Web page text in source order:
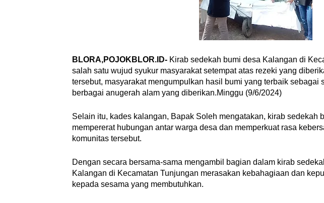
BLORA,POJOKBLOR.ID- Kirab sedekah bumi desa Kalangan di
salah satu wujud syukur masyarakat setempat atas rezeki yang
tersebut, masyarakat mengumpulkan hasil bumi yang terbaik sebagai
berbagai anugerah alam yang diberikan.Minggu (9/6/2024)
Selain itu, kades kalangan, Bapak Soleh mengatakan, kirab sedekah
mempererat hubungan antar warga desa dan memperkuat rasa
komunitas tersebut.
Dengan secara bersama-sama mengambil bagian dalam kirab
Kalangan di Kecamatan Tunjungan merasakan kebahagiaan dan
kepada sesama yang membutuhkan.